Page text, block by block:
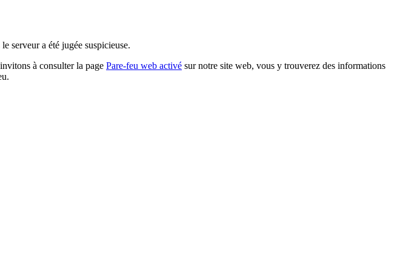
serveur a été jugée suspicieuse.
à consulter la page Pare-feu web activé sur notre site web, vous y trouverez des informations